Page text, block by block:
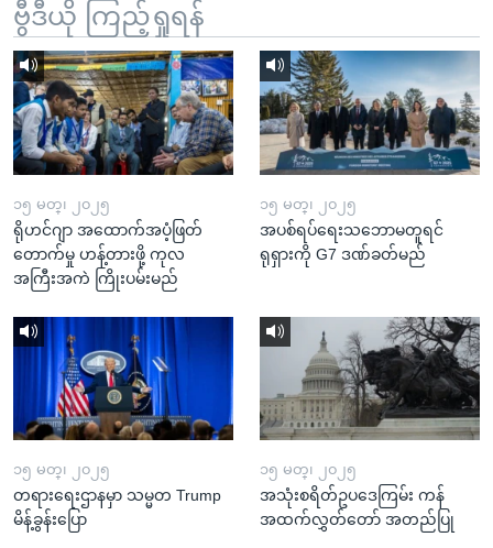
ဗွီဒီယို ကြည့်ရှုရန်
၁၅ မတ္၊ ၂၀၂၅
ရိုဟင်ဂျာ အထောက်အပံ့ဖြတ်
တောက်မှု ဟန့်တားဖို့ ကုလ
အကြီးအကဲ ကြိုးပမ်းမည်
၁၅ မတ္၊ ၂၀၂၅
အပစ်ရပ်ရေးသဘောမတူရင်
ရုရှားကို G7 ဒဏ်ခတ်မည်
၁၅ မတ္၊ ၂၀၂၅
တရားရေးဌာနမှာ သမ္မတ Trump
မိန့်ခွန်းပြော
၁၅ မတ္၊ ၂၀၂၅
အသုံးစရိတ်ဥပဒေကြမ်း ကန်
အထက်လွှတ်တော် အတည်ပြု